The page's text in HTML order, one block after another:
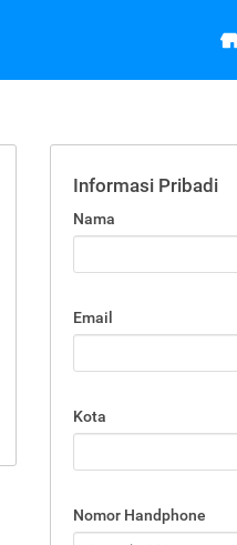
Informasi Pribadi
Nama
Email
Kota
Nomor Handphone